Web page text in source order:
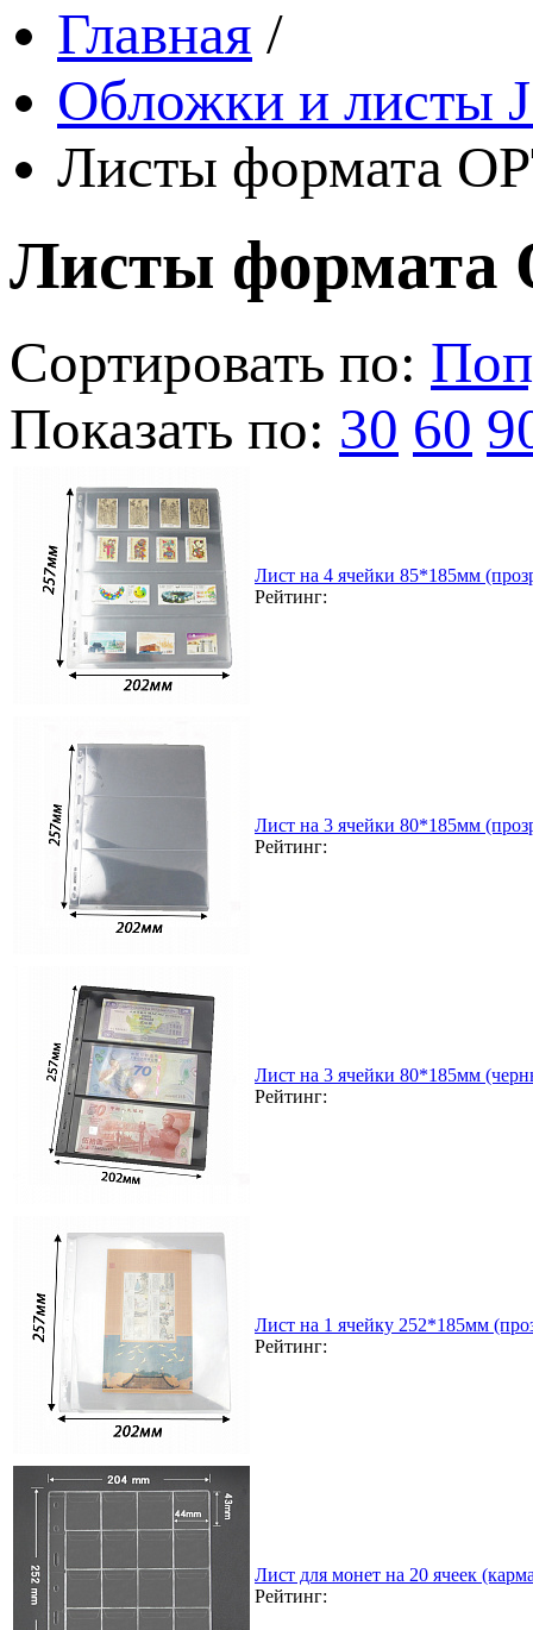
Главная /
Обложки и листы
Листы формата
Листы формата
Сортировать по:
Показать по: 30 60
Лист на 4 ячейки 85*185мм
Рейтинг:
Лист на 3 ячейки 80*185мм
Рейтинг:
Лист на 3 ячейки 80*185мм
Рейтинг:
Лист на 1 ячейку 252*185мм
Рейтинг:
Лист для монет на 20 ячеек
Рейтинг: